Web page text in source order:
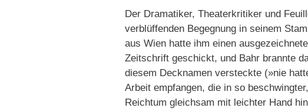
Der Dramatiker, Theaterkritiker und
verblüffenden Begegnung in seinem
aus Wien hatte ihm einen
Zeitschrift geschickt, und Bahr brannte
diesem Decknamen versteckte (»nie
Arbeit empfangen, die in so
Reichtum gleichsam mit leichter Hand